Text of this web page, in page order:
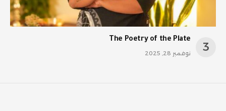
The Poetry of the Plate
نوفمبر 28, 2025